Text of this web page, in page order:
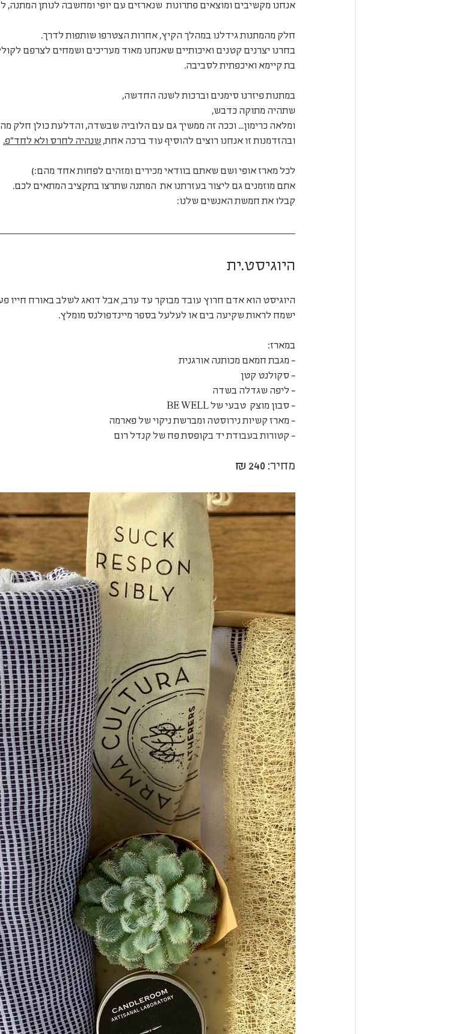
אנחנו מקשיבים ומוצאים פתרונות  שנארזים עם יופי ומחשבה לנותן
חלק מהמתנות גידלנו במהלך הקיץ, אחרות הצטרפו שותפות לדרך.
בחרנו יצרנים קטנים ואיכותיים שאנחנו מאוד מעריכים ושמחים לצרפם
בת קיימא ואיכפתית לסביבה.
במתנות פיזרנו סימנים וברכות לשנה החדשה,
שתהיה מתוקה כדבש,
ומלאה כרימון... וככה זה ממשיך גם עם הלוביה שבשדה, והדלעת כולן חלק
ובהזדמנות זו אנחנו רוצים להוסיף עוד ברכה אחת, שנהיה לחרס ולא לחד"פ.
לכל מארז אופי ושם שאתם בוודאי מכירים ומזהים לפחות אחד מהם:)
אתם מוזמנים גם ליצור בעזרתנו את  המתנה שתרצו בתקציב המתאים לכם.
קבלו את חמשת האנשים שלנו:
היוגיסט.ית
היוגיסט הוא אדם חרוץ עובד מבוקר עד ערב, אבל דואג לשלב באורח חייו
ישמח לראות שקיעה בים או לעלעל בספר מיינדפולנס מומלץ.
במארז:
- מגבת חמאם מכותנה אורגנית
- סקולנט קטן
- ליפה שגדלה בשדה
- סבון מוצק  טבעי של BE WELL
- מארז קשיות נירוסטה ומברשת ניקוי של פארמה
- קטורות בעבודת יד בקופסת פח של קנדל רום
מחיר: 240 ₪